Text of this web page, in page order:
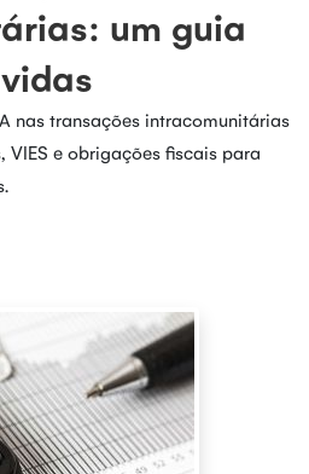
um guia
nas transações intracomunitárias
VIES e obrigações fiscais para